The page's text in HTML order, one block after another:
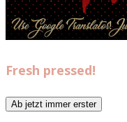
Fresh pressed!